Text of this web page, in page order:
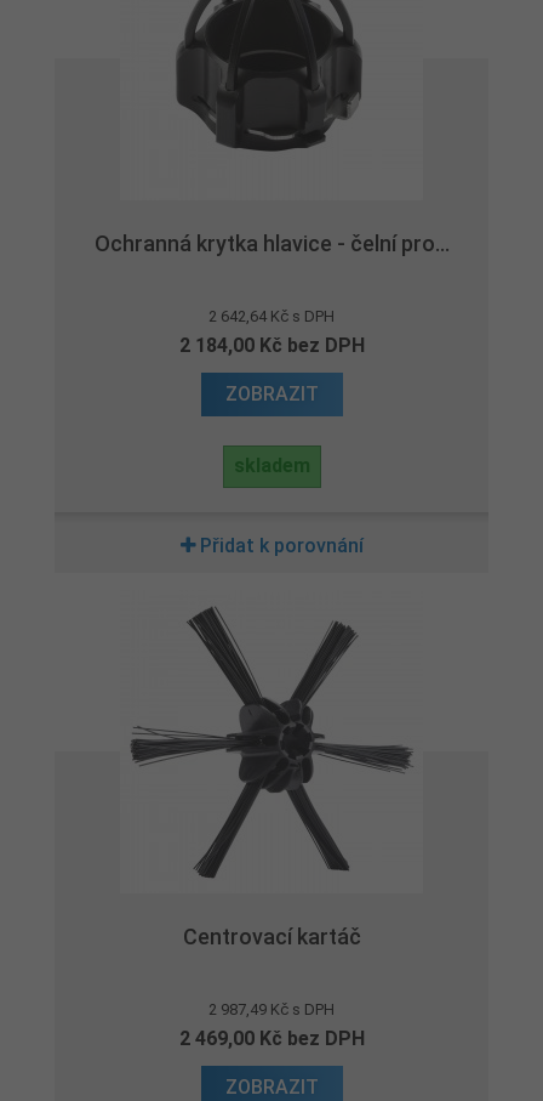
Ochranná krytka hlavice - čelní pro...
2 642,64 Kč s DPH
2 184,00 Kč bez DPH
ZOBRAZIT
skladem
Přidat k porovnání
Centrovací kartáč
2 987,49 Kč s DPH
2 469,00 Kč bez DPH
ZOBRAZIT